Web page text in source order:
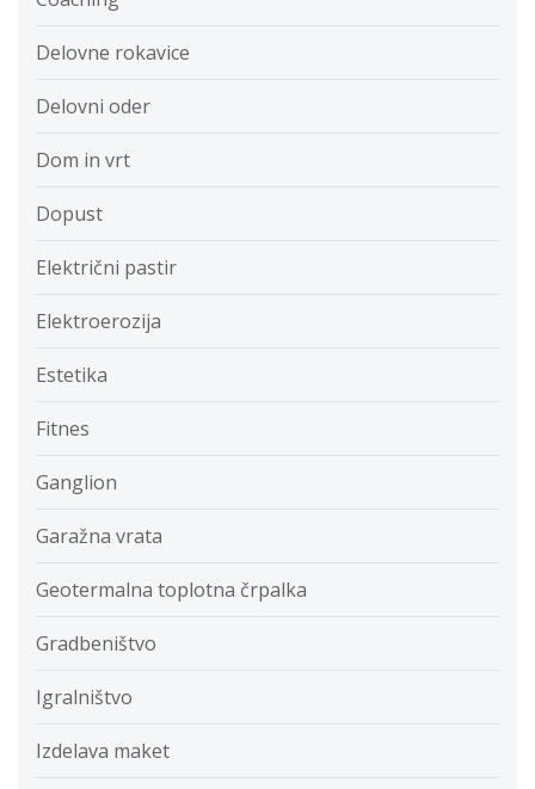
Delovne rokavice
Delovni oder
Dom in vrt
Dopust
Električni pastir
Elektroerozija
Estetika
Fitnes
Ganglion
Garažna vrata
Geotermalna toplotna črpalka
Gradbeništvo
Igralništvo
Izdelava maket